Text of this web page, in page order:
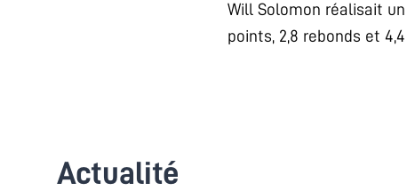
Will Solomon réalisait
points, 2,8 rebonds et
Actualité